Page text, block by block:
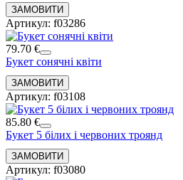
Артикул: f03286
79.70 €
Букет сонячні квіти
Артикул: f03108
85.80 €
Букет 5 білих і червоних троянд
Артикул: f03080